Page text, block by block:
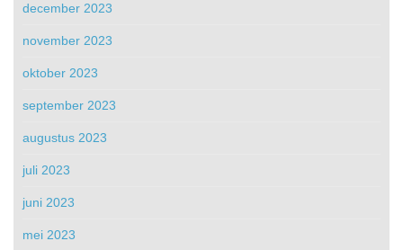
december 2023
november 2023
oktober 2023
september 2023
augustus 2023
juli 2023
juni 2023
mei 2023